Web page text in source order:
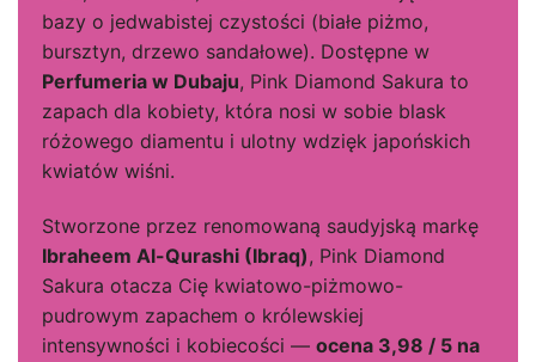
bazy o jedwabistej czystości (białe piżmo,
bursztyn, drzewo sandałowe). Dostępne w
Perfumeria w Dubaju, Pink Diamond Sakura to
zapach dla kobiety, która nosi w sobie blask
różowego diamentu i ulotny wdzięk japońskich
kwiatów wiśni.
Stworzone przez renomowaną saudyjską markę
Ibraheem Al-Qurashi (Ibraq), Pink Diamond
Sakura otacza Cię kwiatowo-piżmowo-
pudrowym zapachem o królewskiej
intensywności i kobiecości — ocena 3,98 / 5 na